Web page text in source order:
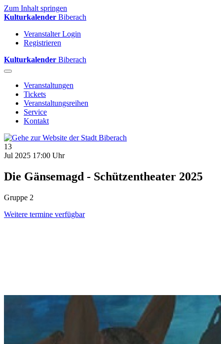
Zum Inhalt springen
Kulturkalender Biberach
Veranstalter Login
Registrieren
Kulturkalender Biberach
Veranstaltungen
Tickets
Veranstaltungsreihen
Service
Kontakt
13
Jul 2025 17:00 Uhr
Die Gänsemagd - Schützentheater 2025
Gruppe 2
Weitere termine verfügbar